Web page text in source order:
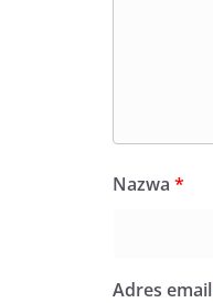
Nazwa *
Adres email